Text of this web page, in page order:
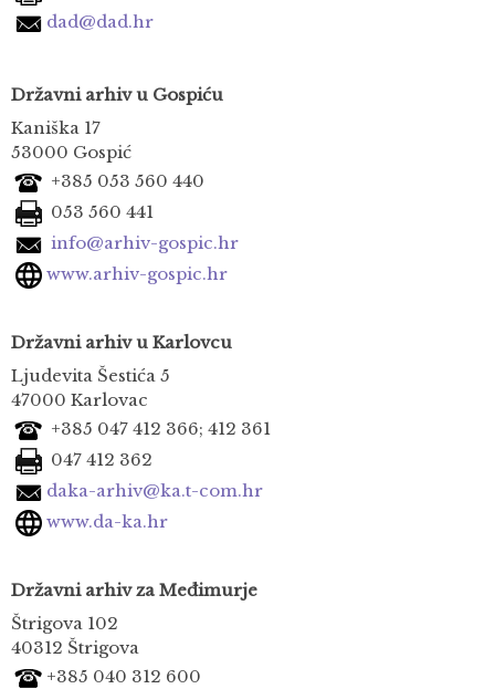
dad@dad.hr
Državni arhiv u Gospiću
Kaniška 17
53000 Gospić
+385 053 560 440
053 560 441
info@arhiv-gospic.hr
www.arhiv-gospic.hr
Državni arhiv u Karlovcu
Ljudevita Šestića 5
47000 Karlovac
+385 047 412 366; 412 361
047 412 362
daka-arhiv@ka.t-com.hr
www.da-ka.hr
Državni arhiv za Međimurje
Štrigova 102
40312 Štrigova
+385 040 312 600